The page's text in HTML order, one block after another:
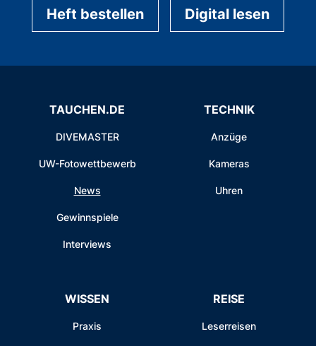
Heft bestellen Digital lesen
TAUCHEN.DE
DIVEMASTER
UW-Fotowettbewerb
News
Gewinnspiele
Interviews
TECHNIK
Anzüge
Kameras
Uhren
WISSEN
Praxis
REISE
Leserreisen